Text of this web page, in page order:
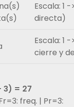
Escala: 1
directa)
Escala: 1
cierre y
3) = 27
freq. | Pr=3: